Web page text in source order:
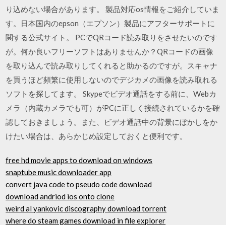
り込めない場合があります。 製品対応os情報をご紹介していま
す。日本国内のepson（エプソン）製品にアフターサポートに
関する公式サイト。 PCでQRコード読み取りをさせたいのです
が。何か良いフリーソフトはありませんか？QRコードの画像
を取り込んで読み取りしてくれると助かるのですが。スキャナ
を買うほど頻繁に使用しないのでデジカメの画像を読み取れる
ソフトを探してます。 Skypeでビデオ通話をする前に、Webカ
メラ（内蔵カメラでも可）がPCに正しく接続されているかを確
認しておきましょう。また、ビデオ通話中の背景にぼかしをか
けたい場合は、あらかじめ設定しておくと便利です。
free hd movie apps to download on windows
snaptube music downloader app
convert java code to pseudo code download
download andriod ios onto clone
weird al yankovic discography download torrent
where do steam games download in file explorer